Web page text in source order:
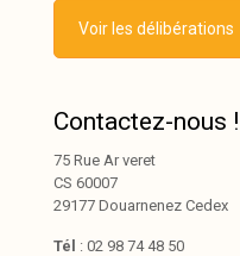
Voir les délibérations
Contactez-nous !
75 Rue Ar veret
CS 60007
29177 Douarnenez Cedex
Tél : 02 98 74 48 50